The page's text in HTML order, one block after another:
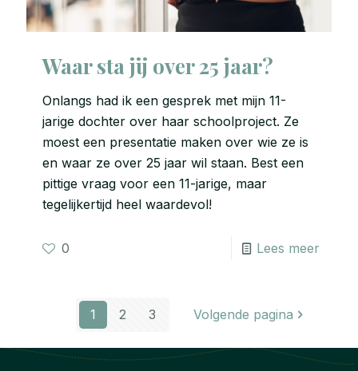
Waar sta jij over 25 jaar?
Onlangs had ik een gesprek met mijn 11-
jarige dochter over haar schoolproject. Ze
moest een presentatie maken over wie ze is
en waar ze over 25 jaar wil staan. Best een
pittige vraag voor een 11-jarige, maar
tegelijkertijd heel waardevol!
0 Lees meer
1 2 3 Volgende pagina